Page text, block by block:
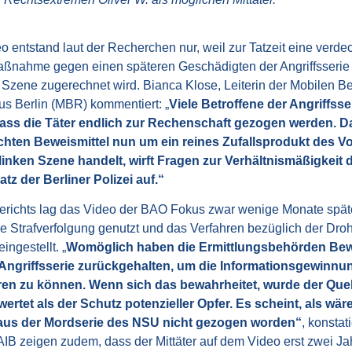
entstand laut der Recherchen nur, weil zur Tatzeit eine
gegen einen späteren Geschädigten der
zugerechnet wird. Bianca Klose, Leiterin der Mobilen
Berlin (MBR) kommentiert: „Viele Betroffene der
die Täter endlich zur Rechenschaft gezogen werden.
Beweismittel nun um ein reines Zufallsprodukt des
Szene handelt, wirft Fragen zur Verhältnismäßigkeit
der Berliner Polizei auf.“
lag das Video der BAO Fokus zwar wenige Monate
Strafverfolgung genutzt und das Verfahren bezüglich der
„Womöglich haben die Ermittlungsbehörden
zurückgehalten, um die
zu können. Wenn sich das bewahrheitet, wurde der
als der Schutz potenzieller Opfer. Es scheint, als
der Mordserie des NSU nicht gezogen worden“,
zeigen zudem, dass der Mittäter auf dem Video erst zwei